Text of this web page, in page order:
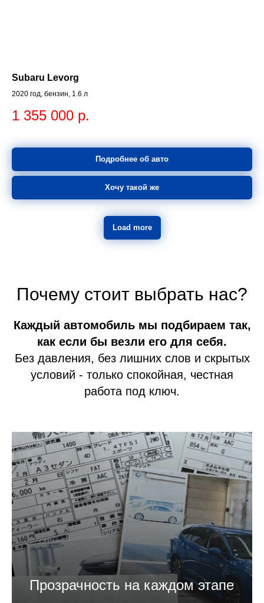
Subaru Levorg
2020 год, бензин, 1.6 л
1 355 000 р.
Подробнее об авто
Хочу такой же
Load more
Почему стоит выбрать нас?
Каждый автомобиль мы подбираем так,
как если бы везли его для себя.
Без давления, без лишних слов и скрытых
условий - только спокойная, честная
работа под ключ.
Прозрачность на каждом этапе